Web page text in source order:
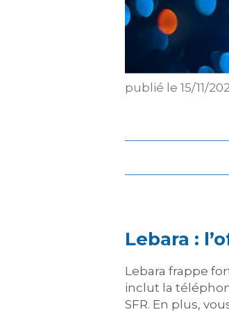
publié le 15/11/
Lebara :
Lebara frappe
inclut la
SFR. En plus,